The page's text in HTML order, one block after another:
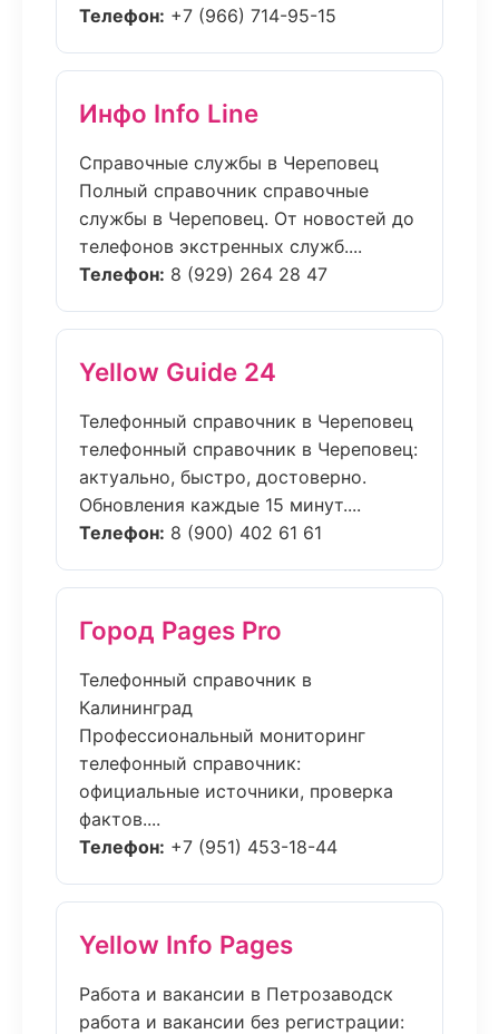
Телефон: +7 (966) 714-95-15
Инфо Info Line
Справочные службы в Череповец
Полный справочник справочные
службы в Череповец. От новостей до
телефонов экстренных служб....
Телефон: 8 (929) 264 28 47
Yellow Guide 24
Телефонный справочник в Череповец
телефонный справочник в Череповец:
актуально, быстро, достоверно.
Обновления каждые 15 минут....
Телефон: 8 (900) 402 61 61
Город Pages Pro
Телефонный справочник в
Калининград
Профессиональный мониторинг
телефонный справочник:
официальные источники, проверка
фактов....
Телефон: +7 (951) 453-18-44
Yellow Info Pages
Работа и вакансии в Петрозаводск
работа и вакансии без регистрации: